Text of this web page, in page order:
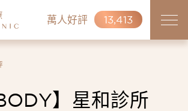
萬人好評 13,413
】星和診所